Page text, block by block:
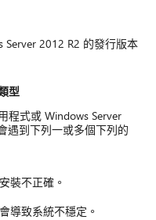
2012 R2 的發行版本
型
程式或 Windows Server
遇到下列一或多個下列的
裝不正確。
導致系統不穩定。